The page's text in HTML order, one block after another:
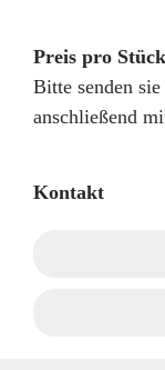
Preis pro Stück
Bitte senden
anschließend
Kontakt